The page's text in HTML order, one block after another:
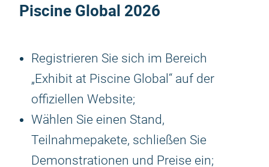
Piscine Global 2026
Registrieren Sie sich im Bereich
„Exhibit at Piscine Global“ auf der
offiziellen Website;
Wählen Sie einen Stand,
Teilnahmepakete, schließen Sie
Demonstrationen und Preise ein;